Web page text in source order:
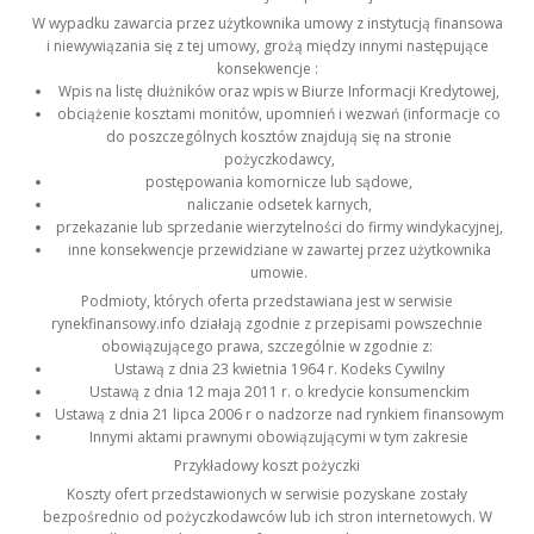
W wypadku zawarcia przez użytkownika umowy z instytucją finansowa
i niewywiązania się z tej umowy, grożą między innymi następujące
konsekwencje :
Wpis na listę dłużników oraz wpis w Biurze Informacji Kredytowej,
obciążenie kosztami monitów, upomnień i wezwań (informacje co
do poszczególnych kosztów znajdują się na stronie
pożyczkodawcy,
postępowania komornicze lub sądowe,
naliczanie odsetek karnych,
przekazanie lub sprzedanie wierzytelności do firmy windykacyjnej,
inne konsekwencje przewidziane w zawartej przez użytkownika
umowie.
Podmioty, których oferta przedstawiana jest w serwisie
rynekfinansowy.info działają zgodnie z przepisami powszechnie
obowiązującego prawa, szczególnie w zgodnie z:
Ustawą z dnia 23 kwietnia 1964 r. Kodeks Cywilny
Ustawą z dnia 12 maja 2011 r. o kredycie konsumenckim
Ustawą z dnia 21 lipca 2006 r o nadzorze nad rynkiem finansowym
Innymi aktami prawnymi obowiązującymi w tym zakresie
Przykładowy koszt pożyczki
Koszty ofert przedstawionych w serwisie pozyskane zostały
bezpośrednio od pożyczkodawców lub ich stron internetowych. W